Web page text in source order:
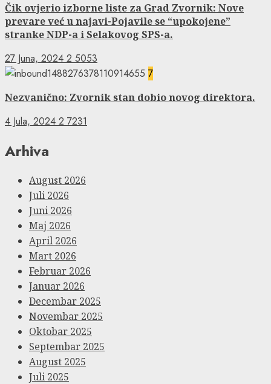
Čik ovjerio izborne liste za Grad Zvornik: Nove
prevare već u najavi-Pojavile se “upokojene”
stranke NDP-a i Selakovog SPS-a.
27 Juna, 2024 2 5053
7
Nezvanično: Zvornik stan dobio novog direktora.
4 Jula, 2024 2 7231
Arhiva
August 2026
Juli 2026
Juni 2026
Maj 2026
April 2026
Mart 2026
Februar 2026
Januar 2026
Decembar 2025
Novembar 2025
Oktobar 2025
Septembar 2025
August 2025
Juli 2025